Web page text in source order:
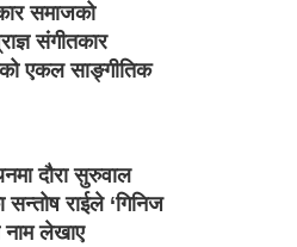
समाजको
संगीतकार
एकल साङ्गीतिक
दौरा सुरुवाल
सन्तोष राईले ‘गिनिज
नाम लेखाए